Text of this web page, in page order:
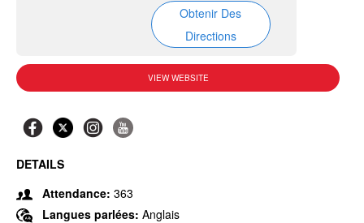
Obtenir Des
Directions
VIEW WEBSITE
DETAILS
Attendance: 363
Langues parlées: Anglais